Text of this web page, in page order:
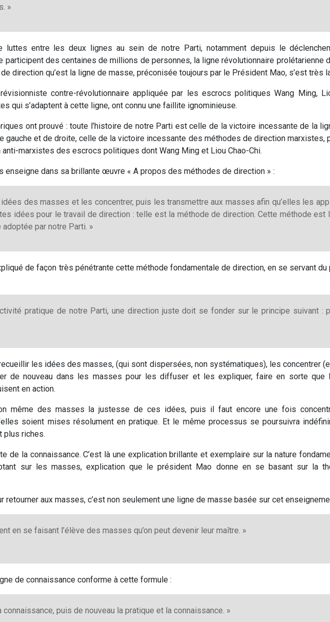
»
luttes entre les deux lignes au sein de notre Parti, notamment depuis le
participent des centaines de millions de personnes, la ligne révolutionnaire prolétarienne
direction qu’est la ligne de masse, préconisée toujours par le Président Mao, s’est très
contre-révolutionnaire appliquée par les escrocs politiques Wang Ming,
qui s’adaptent à cette ligne, ont connu une faillite ignominieuse.
ont prouvé : toute l’histoire de notre Parti est celle de la victoire incessante de la
gauche et de droite, celle de la victoire incessante des méthodes de direction marxistes,
marxistes des escrocs politiques dont Wang Ming et Liou Chao-Chi.
enseigne dans sa brillante œuvre « A propos des méthodes de direction » :
des masses et les concentrer, puis les transmettre aux masses afin qu’elles les
idées pour le travail de direction : telle est la méthode de direction. Cette méthode est
par notre Parti. »
de façon très pénétrante cette méthode fondamentale de direction, en se servant
pratique de notre Parti, une direction juste doit se fonder sur le principe suivant :
les idées des masses, (qui sont dispersées, non systématiques), les concentrer
de nouveau dans les masses pour les diffuser et les expliquer, faire en sorte
en action.
même des masses la justesse de ces idées, puis il faut encore une fois
soient mises résolument en pratique. Et le même processus se poursuivra
plus riches.
de la connaissance. C’est là une explication brillante et exemplaire sur la nature
sur les masses, explication que le président Mao donne en se basant sur la
retourner aux masses, c’est non seulement une ligne de masse basée sur cet
en se faisant l’élève des masses qu’on peut devenir leur maître. »
de connaissance conforme à cette formule :
connaissance, puis de nouveau la pratique et la connaissance. »